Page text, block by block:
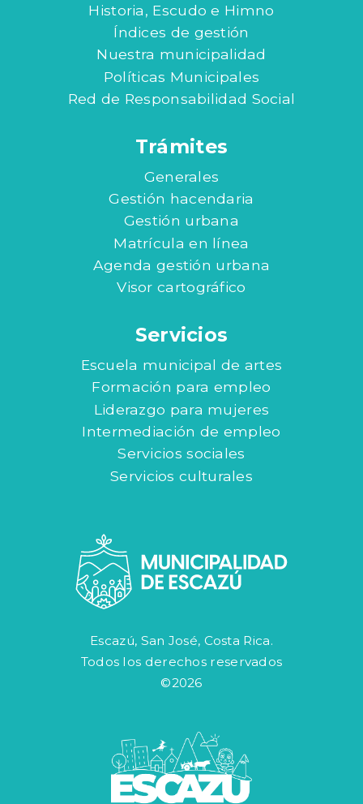
Historia, Escudo e Himno
Índices de gestión
Nuestra municipalidad
Políticas Municipales
Red de Responsabilidad Social
Trámites
Generales
Gestión hacendaria
Gestión urbana
Matrícula en línea
Agenda gestión urbana
Visor cartográfico
Servicios
Escuela municipal de artes
Formación para empleo
Liderazgo para mujeres
Intermediación de empleo
Servicios sociales
Servicios culturales
Escazú, San José, Costa Rica.
Todos los derechos reservados
©2026